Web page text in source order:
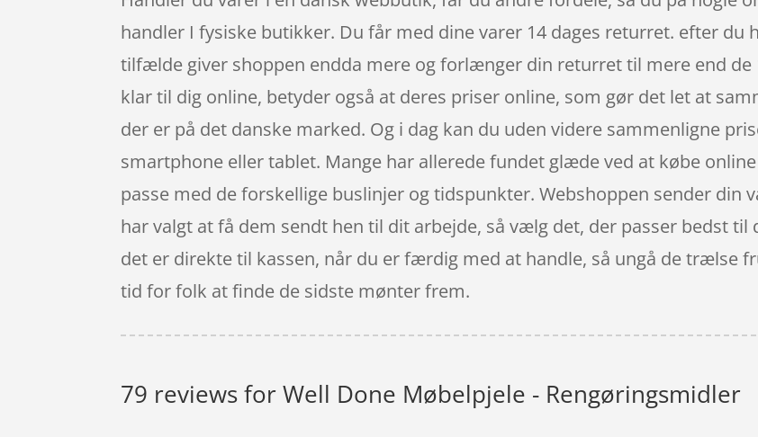
handler I fysiske butikker. Du får med dine varer 14 dages returret. efter du
tilfælde giver shoppen endda mere og forlænger din returret til mere end de
klar til dig online, betyder også at deres priser online, som gør det let at
der er på det danske marked. Og i dag kan du uden videre sammenligne
smartphone eller tablet. Mange har allerede fundet glæde ved at købe
passe med de forskellige buslinjer og tidspunkter. Webshoppen sender din
har valgt at få dem sendt hen til dit arbejde, så vælg det, der passer bedst til
det er direkte til kassen, når du er færdig med at handle, så ungå de trælse
tid for folk at finde de sidste mønter frem.
79 reviews forWell Done Møbelpjele - Rengøringsmidler